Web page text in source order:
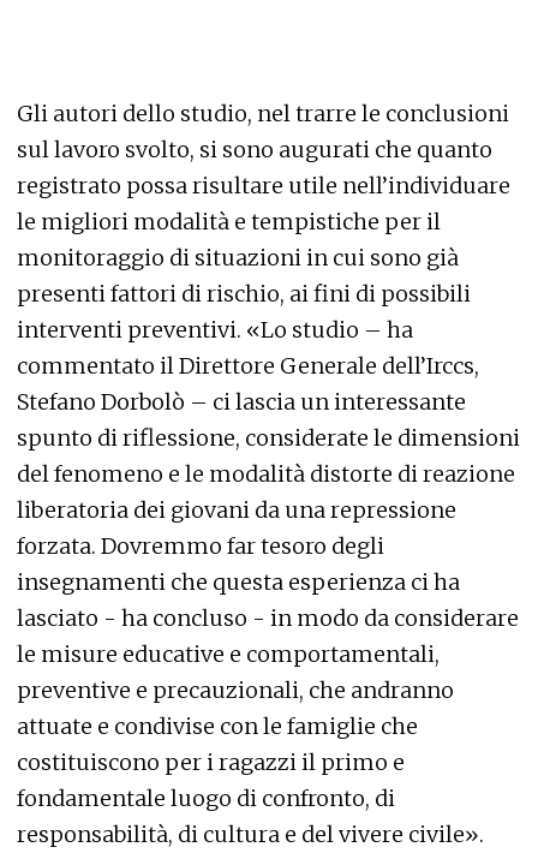
Gli autori dello studio, nel trarre le conclusioni
sul lavoro svolto, si sono augurati che quanto
registrato possa risultare utile nell’individuare
le migliori modalità e tempistiche per il
monitoraggio di situazioni in cui sono già
presenti fattori di rischio, ai fini di possibili
interventi preventivi. «Lo studio – ha
commentato il Direttore Generale dell’Irccs,
Stefano Dorbolò – ci lascia un interessante
spunto di riflessione, considerate le dimensioni
del fenomeno e le modalità distorte di reazione
liberatoria dei giovani da una repressione
forzata. Dovremmo far tesoro degli
insegnamenti che questa esperienza ci ha
lasciato - ha concluso - in modo da considerare
le misure educative e comportamentali,
preventive e precauzionali, che andranno
attuate e condivise con le famiglie che
costituiscono per i ragazzi il primo e
fondamentale luogo di confronto, di
responsabilità, di cultura e del vivere civile».